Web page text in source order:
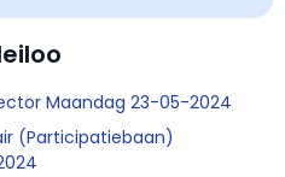
Maandag 23-05-2024
(Participatiebaan)